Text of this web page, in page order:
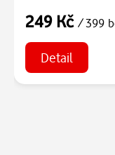
249 Kč / 399
Detail